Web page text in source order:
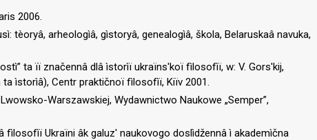
2006.
tèoryâ, arheologìâ, gìstoryâ, genealogìâ, škola, Belaruskaâ navuka,
ta її značennâ dlâ ìstorìї ukraїns′koї fìlosofìї, w: V. Gors′kij,
ìstorìâ), Centr praktičnoї fìlosofìї, Kiїv 2001.
Warszawskiej, Wydawnictwo Naukowe „Semper”,
Ukraїni âk galuz′ naukovogo doslìdžennâ ì akademìčna